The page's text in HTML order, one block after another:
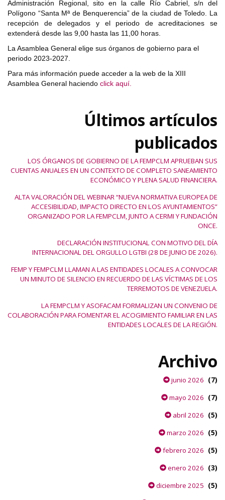
Administración Regional, sito en la calle Río Cabriel, s/n del
Polígono “Santa Mª de Benquerencia” de la ciudad de Toledo. La
recepción de delegados y el periodo de acreditaciones se
extenderá desde las 9,00 hasta las 11,00 horas.
La Asamblea General elige sus órganos de gobierno para el
periodo 2023-2027.
Para más información puede acceder a la web de la XIII
Asamblea General haciendo click aquí.
Últimos artículos
publicados
LOS ÓRGANOS DE GOBIERNO DE LA FEMPCLM APRUEBAN SUS
CUENTAS ANUALES EN UN CONTEXTO DE COMPLETO SANEAMIENTO
ECONÓMICO Y PLENA SALUD FINANCIERA.
ALTA VALORACIÓN DEL WEBINAR “NUEVA NORMATIVA EUROPEA DE
ACCESIBILIDAD, IMPACTO DIRECTO EN LOS AYUNTAMIENTOS”
ORGANIZADO POR LA FEMPCLM, JUNTO A CERMI Y FUNDACIÓN
ONCE.
DECLARACIÓN INSTITUCIONAL CON MOTIVO DEL DÍA
INTERNACIONAL DEL ORGULLO LGTBI (28 DE JUNIO DE 2026).
FEMP Y FEMPCLM LLAMAN A LAS ENTIDADES LOCALES A CONVOCAR
UN MINUTO DE SILENCIO EN RECUERDO DE LAS VÍCTIMAS DE LOS
TERREMOTOS DE VENEZUELA.
LA FEMPCLM Y ASOFACAM FORMALIZAN UN CONVENIO DE
COLABORACIÓN PARA FOMENTAR EL ACOGIMIENTO FAMILIAR EN LAS
ENTIDADES LOCALES DE LA REGIÓN.
Archivo
junio 2026 (7)
mayo 2026 (7)
abril 2026 (5)
marzo 2026 (5)
febrero 2026 (5)
enero 2026 (3)
diciembre 2025 (5)